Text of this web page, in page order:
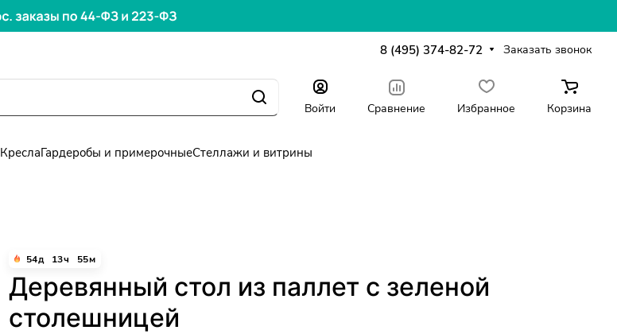
8 (495) 374-82-72 Заказать звонок
Войти Сравнение Избранное Корзина
КреслаГардеробы и примерочныеСтеллажи и витрины
54д 13ч 55м
Деревянный стол из паллет с зеленой
столешницей